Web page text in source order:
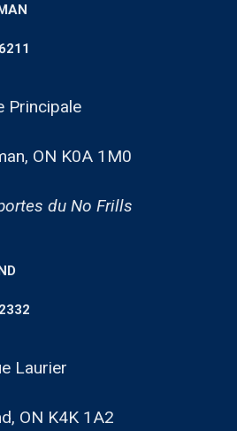
Principale
ON K0A 1M0
du No Frills
Laurier
ON K4K 1A2